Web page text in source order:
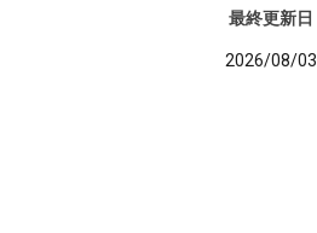
最終更新日
2026/08/03